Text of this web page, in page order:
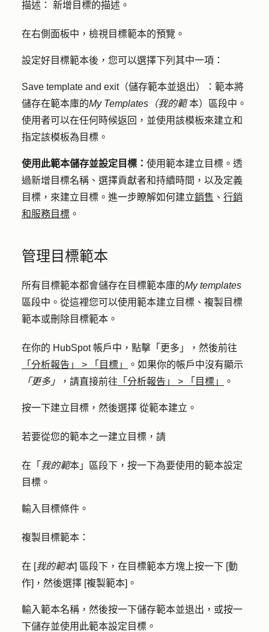
描述： 新增目標的描述。
在右側面板中，檢視目標範本的預覽。
設定好目標範本後，您可以選擇下列其中一項：
Save template and exit（儲存範本並退出）： 範本將
儲存在範本庫的My Templates（我的範本）區段中。
使用者可以在任何時候返回，並使用該模板來建立和
指定該模板為目標。
使用此範本儲存並設定目標： 使用範本建立目標。透
過新增目標名稱、選擇貢獻者和持續時間，以及定義
目標，來建立目標。進一步瞭解如何建立銷售 、 行銷
和服務目標 。
管理目標範本
所有目標範本都會儲存在目標範本庫的My templates
區段中。從這裡您可以使用範本建立目標、複製目標
範本或刪除目標範本。
在你的 HubSpot 帳戶中，點擊 「更多」
，然後前往
「分析報告」
> 「目標」
。如果你的帳戶中沒有顯示
「更多」
，請直接前往 「分析報告」 > 「目標」 。
按一下建立目標 ，然後選擇 從範本建立 。
若要從您的範本之一建立目標，請
在「 我的範本」區段下，按一下為要使用的範本設定
目標 。
輸入 目標條件 。
複製目標範本：
在 [我的範本] 區段下，在目標範本方塊上按一下 [動
作]，然後選擇 [複製範本]。
輸入 範本名稱 ，然後按一下儲存範本並退出， 或按一
下儲存並使用此範本設定目標 。